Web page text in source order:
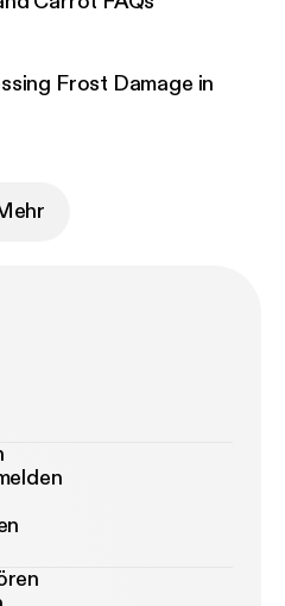
Frost Damage in